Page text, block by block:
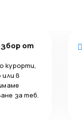
от
курорти,
в
за теб.